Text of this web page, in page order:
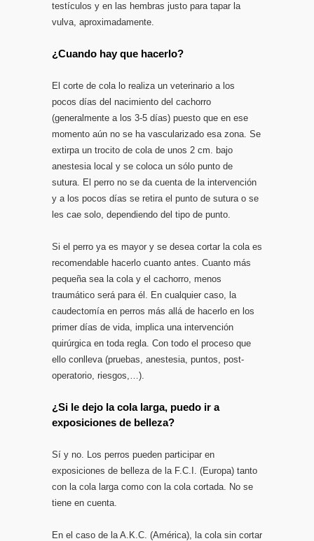
testículos y en las hembras justo para tapar la
vulva, aproximadamente.
¿Cuando hay que hacerlo?
El corte de cola lo realiza un veterinario a los
pocos días del nacimiento del cachorro
(generalmente a los 3-5 días) puesto que en ese
momento aún no se ha vascularizado esa zona. Se
extirpa un trocito de cola de unos 2 cm. bajo
anestesia local y se coloca un sólo punto de
sutura. El perro no se da cuenta de la intervención
y a los pocos días se retira el punto de sutura o se
les cae solo, dependiendo del tipo de punto.
Si el perro ya es mayor y se desea cortar la cola es
recomendable hacerlo cuanto antes. Cuanto más
pequeña sea la cola y el cachorro, menos
traumático será para él. En cualquier caso, la
caudectomía en perros más allá de hacerlo en los
primer días de vida, implica una intervención
quirúrgica en toda regla. Con todo el proceso que
ello conlleva (pruebas, anestesia, puntos, post-
operatorio, riesgos,…).
¿Si le dejo la cola larga, puedo ir a
exposiciones de belleza?
Sí y no. Los perros pueden participar en
exposiciones de belleza de la F.C.I. (Europa) tanto
con la cola larga como con la cola cortada. No se
tiene en cuenta.
En el caso de la A.K.C. (América), la cola sin cortar